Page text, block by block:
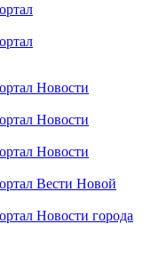
Новости
Новости
Новости
Вести Новой
Новости города